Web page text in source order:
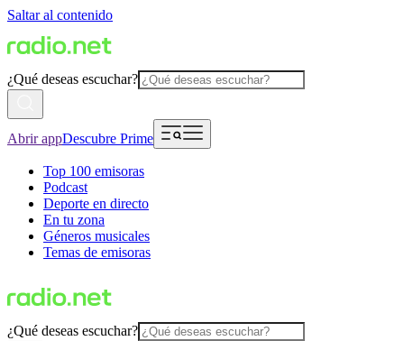
Saltar al contenido
¿Qué deseas escuchar?
Abrir appDescubre Prime
Top 100 emisoras
Podcast
Deporte en directo
En tu zona
Géneros musicales
Temas de emisoras
¿Qué deseas escuchar?